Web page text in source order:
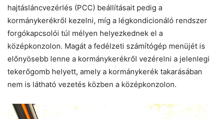
hajtásláncvezérlés (PCC) beállításait pedig a
kormánykerékről kezelni, míg a légkondicionáló rendszer
forgókapcsolói túl mélyen helyezkednek el a
középkonzolon. Magát a fedélzeti számítógép menüjét is
előnyösebb lenne a kormánykerékről vezérelni a jelenlegi
tekerőgomb helyett, amely a kormánykerék takarásában
nem is látható vezetés közben a középkonzolon.